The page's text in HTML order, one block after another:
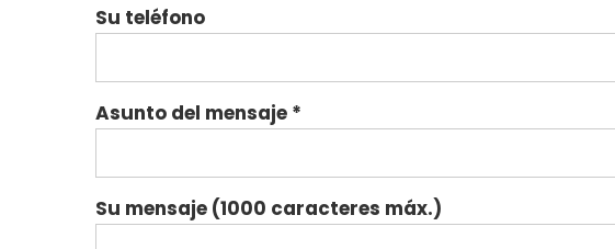
Su teléfono
Asunto del mensaje *
Su mensaje (1000 caracteres máx.)